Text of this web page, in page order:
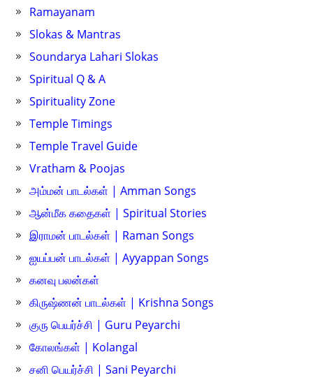
Ramayanam
Slokas & Mantras
Soundarya Lahari Slokas
Spiritual Q & A
Spirituality Zone
Temple Timings
Temple Travel Guide
Vratham & Poojas
அம்மன் பாடல்கள் | Amman Songs
ஆன்மீக கதைகள் | Spiritual Stories
இராமன் பாடல்கள் | Raman Songs
ஐயப்பன் பாடல்கள் | Ayyappan Songs
கனவு பலன்கள்
கிருஷ்ணன் பாடல்கள் | Krishna Songs
குரு பெயர்ச்சி | Guru Peyarchi
கோலங்கள் | Kolangal
சனி பெயர்ச்சி | Sani Peyarchi